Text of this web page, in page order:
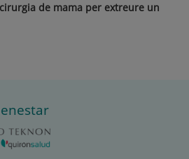
de mama per extreure un